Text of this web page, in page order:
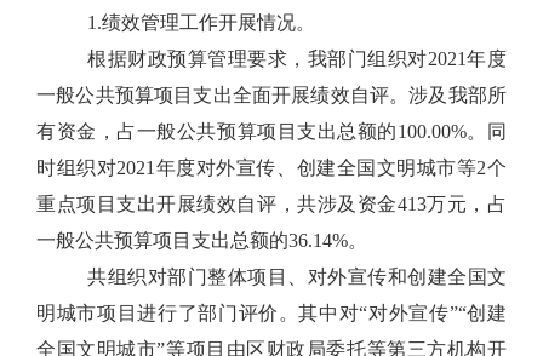
1.绩效管理工作开展情况。
根据财政预算管理要求，我部门组织对2021年度
一般公共预算项目支出全面开展绩效自评。涉及我部所
有资金，占一般公共预算项目支出总额的100.00%。同
时组织对2021年度对外宣传、创建全国文明城市等2个
重点项目支出开展绩效自评，共涉及资金413万元，占
一般公共预算项目支出总额的36.14%。
共组织对部门整体项目、对外宣传和创建全国文
明城市项目进行了部门评价。其中对“对外宣传”“创建
全国文明城市”等项目由区财政局委托等第三方机构开